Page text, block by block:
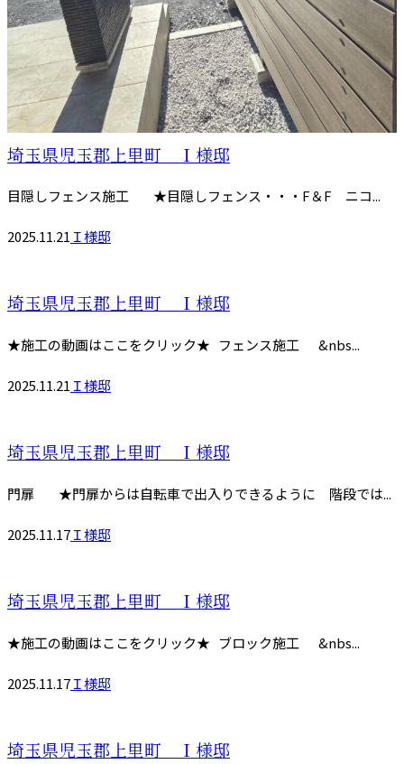
埼玉県児玉郡上里町 Ｉ様邸
目隠しフェンス施工 ★目隠しフェンス・・・F＆F ニコ...
2025.11.21 Ｉ様邸
埼玉県児玉郡上里町 Ｉ様邸
★施工の動画はここをクリック★ フェンス施工 &nbs...
2025.11.21 Ｉ様邸
埼玉県児玉郡上里町 Ｉ様邸
門扉 ★門扉からは自転車で出入りできるように 階段では...
2025.11.17Ｉ様邸
埼玉県児玉郡上里町 Ｉ様邸
★施工の動画はここをクリック★ ブロック施工 &nbs...
2025.11.17Ｉ様邸
埼玉県児玉郡上里町 Ｉ様邸